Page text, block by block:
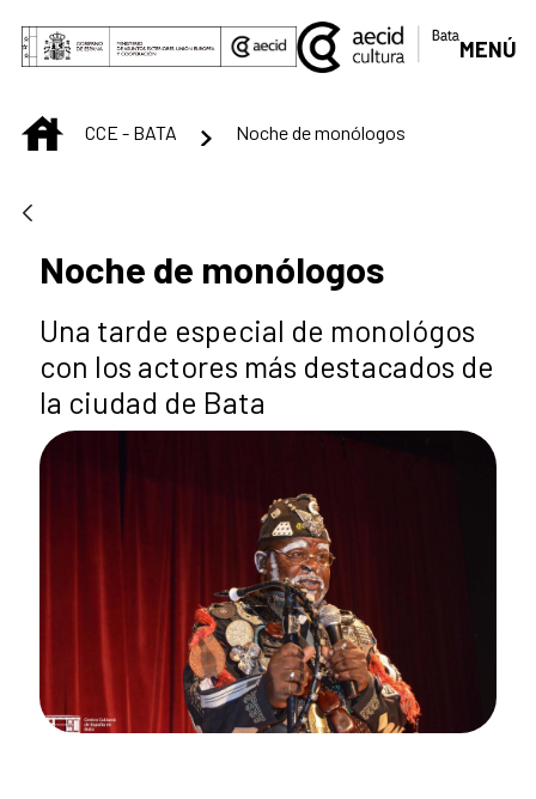
Saltar al contenido principal
MENÚ
INICIOCCE - BATA Noche de monólogos
Noche de monólogos
Una tarde especial de monológos
con los actores más destacados de
la ciudad de Bata